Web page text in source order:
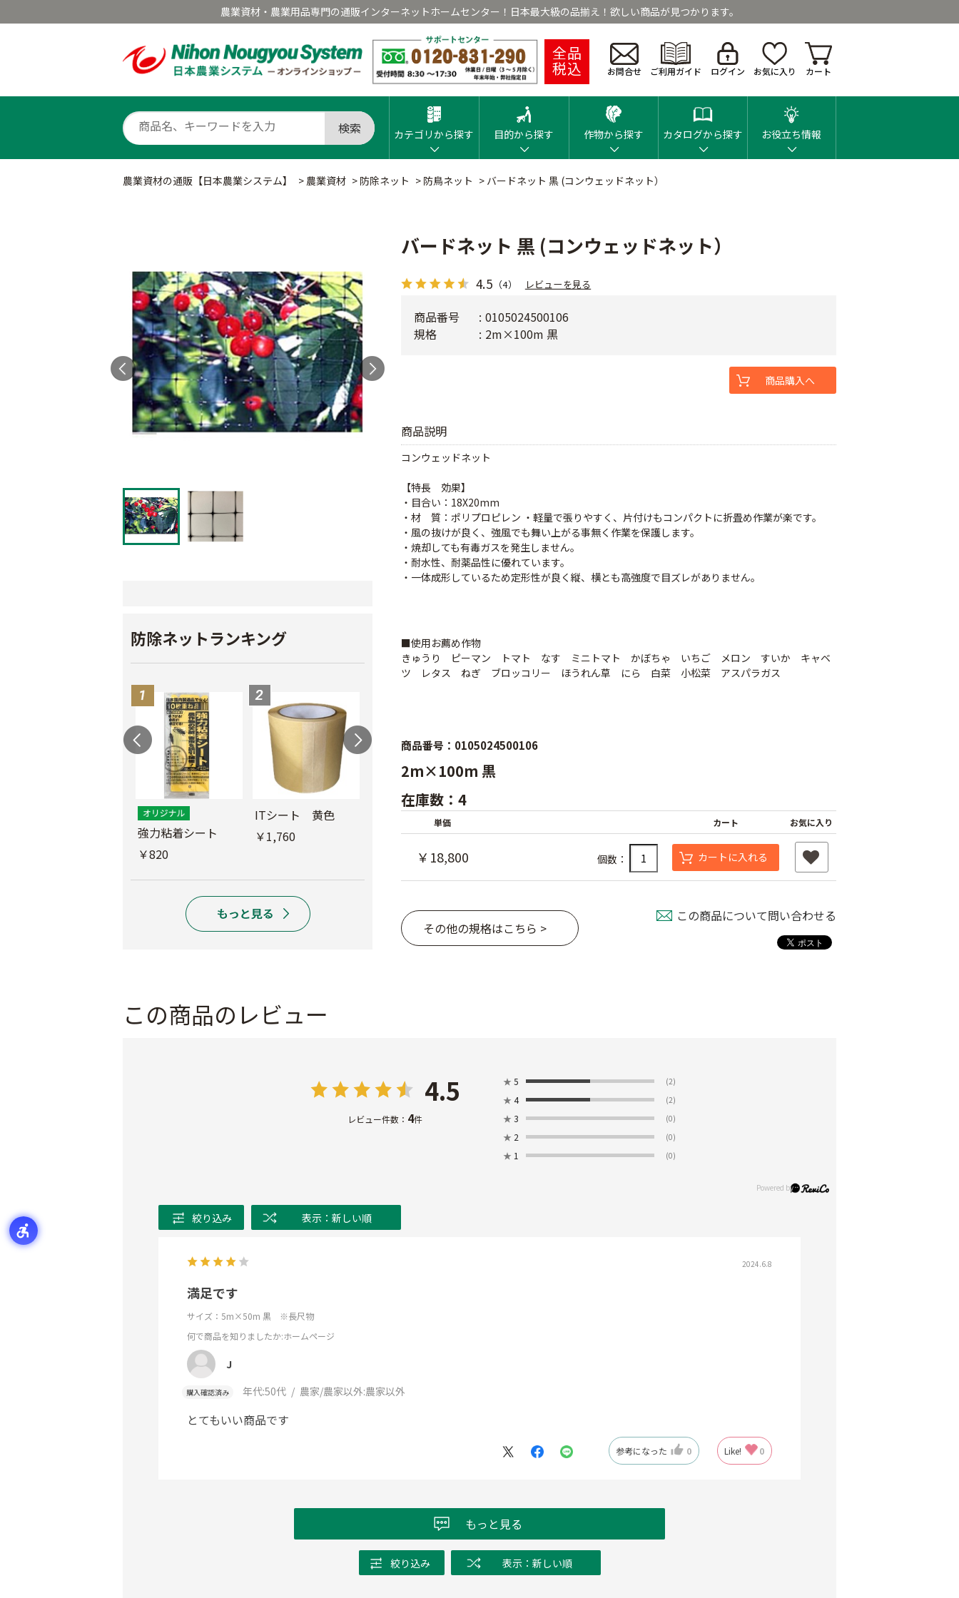
農業資材・農業用品専門の通販インターネットホームセンター！日本最大級の品揃え！欲しい商品が見つかります。
全品
税込 お問合せ ご利用ガイド ログイン お気に入り カート
検索 カテゴリから探す 目的から探す 作物から探す カタログから探す お役立ち情報
農業資材の通販【日本農業システム】 > 農業資材 > 防除ネット > 防鳥ネット > バードネット 黒 (コンウェッドネット）
防除ネットランキング
強力粘着シート
￥820
ITシート 黄色
￥1,760
防風網 青
￥8,480
防虫テープ
￥620
サンシャインファス
ナーネット
￥10,800
ムシコンテープ（シ
ルバー）
￥950
バードネット 黒 (コンウェッドネット）
4.5 （4） レビューを見る
商品説明
コンウェッドネット
【特長 効果】
・目合い：18X20mm
・材 質：ポリプロピレン ・軽量で張りやすく、片付けもコンパクトに折畳め作業が楽です。
・風の抜けが良く、強風でも舞い上がる事無く作業を保護します。
・焼却しても有毒ガスを発生しません。
・耐水性、耐薬品性に優れています。
・一体成形しているため定形性が良く縦、横とも高強度で目ズレがありません。
■使用お薦め作物
きゅうり ピーマン トマト なす ミニトマト かぼちゃ いちご メロン すいか キャベ
ツ レタス ねぎ ブロッコリー ほうれん草 にら 白菜 小松菜 アスパラガス
商品番号
0105024500106
規格
2m×100m 黒
商品購入へ
商品番号：0105024500106
2m×100m 黒
在庫数：4
単価 カート お気に入り
￥18,800 個数： カートに入れる
その他の規格はこちら >
この商品について問い合わせる
この商品のレビュー
4.5
レビュー件数： 4件
★ 5 (2)
★ 4 (2)
★ 3 (0)
★ 2 (0)
★ 1 (0)
絞り込み 表示：新しい順
2024.6.8
満足です
サイズ：5m×50m 黒 ※長尺物
何で商品を知りましたか:ホームページ
J
購入確認済み 年代:50代 農家/農家以外:農家以外
とてもいい商品です
参考になった 0 Like! 0
もっと見る
絞り込み 表示：新しい順